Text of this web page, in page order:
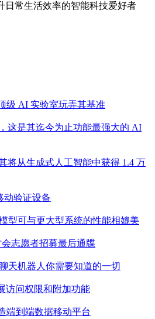
日常生活效率的智能科技爱好者
级 AI 实验室玩弄其基准
这是其迄今为止功能最强大的 AI
将从生成式人工智能中获得 1.4 万
动验证设备
型可与更大型系统的性能相媲美
会志愿者招募最后通牒
天机器人你需要知道的一切
访问权限和附加功能
端到端数据移动平台